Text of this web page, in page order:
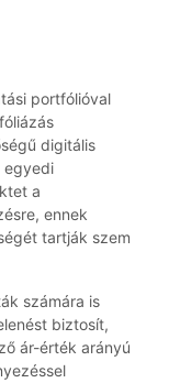
portfólióval
digitális
egyedi
a
ennek
tartják szem
számára is
biztosít,
ár-érték arányú